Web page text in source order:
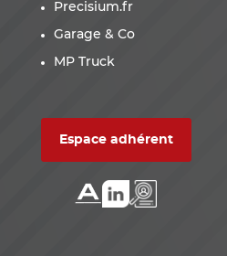
Precisium.fr
Garage & Co
MP Truck
Espace adhérent